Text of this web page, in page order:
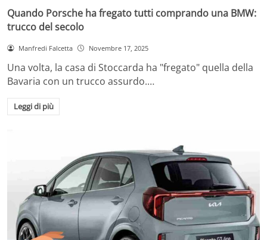
Quando Porsche ha fregato tutti comprando una BMW:
trucco del secolo
Manfredi Falcetta Novembre 17, 2025
Una volta, la casa di Stoccarda ha "fregato" quella della
Bavaria con un trucco assurdo.…
Leggi di più